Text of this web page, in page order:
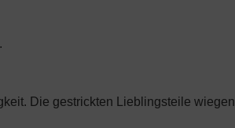
Die gestrickten Lieblingsteile wiegen